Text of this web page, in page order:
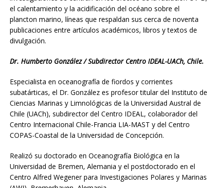
el calentamiento y la acidificación del océano sobre el
plancton marino, líneas que respaldan sus cerca de noventa
publicaciones entre artículos académicos, libros y textos de
divulgación.
Dr. Humberto González / Subdirector Centro IDEAL-UACh, Chile.
Especialista en oceanografía de fiordos y corrientes
subatárticas, el Dr. González es profesor titular del Instituto de
Ciencias Marinas y Limnológicas de la Universidad Austral de
Chile (UACh), subdirector del Centro IDEAL, colaborador del
Centro Internacional Chile-Francia LIA-MAST y del Centro
COPAS-Coastal de la Universidad de Concepción.
Realizó su doctorado en Oceanografía Biológica en la
Universidad de Bremen, Alemania y el postdoctorado en el
Centro Alfred Wegener para Investigaciones Polares y Marinas